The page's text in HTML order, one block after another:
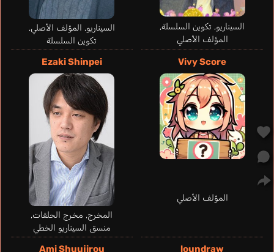
السيناريو, تكوين السلسلة,
المؤلف الأصلي
السيناريو, المؤلف الأصلي,
تكوين السلسلة
Vivy Score
المؤلف الأصلي
Ezaki Shinpei
المخرج, مخرج الحلقات,
منسق السيناريو الخطي
loundraw
Ami Shuujirou
Valenzuela Cristina
إنجليزي
Ramos Ana Lucía
إسباني
Aikawa Youichi
Katou Masayuki